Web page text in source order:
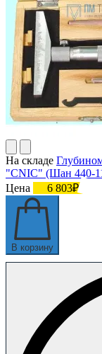
На складе
"CNIC" (Шан 440-
Цена
6 803₽
В корзину